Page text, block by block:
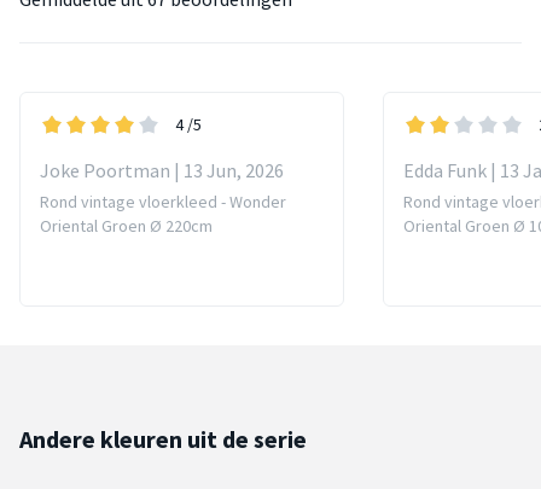
4 /5
Joke Poortman | 13 Jun, 2026
Rond vintage vloerkleed - Wonder
Oriental Groen Ø 220cm
Edda Funk | 13
Rond vintage
Oriental Groen Ø
Andere kleuren uit de serie